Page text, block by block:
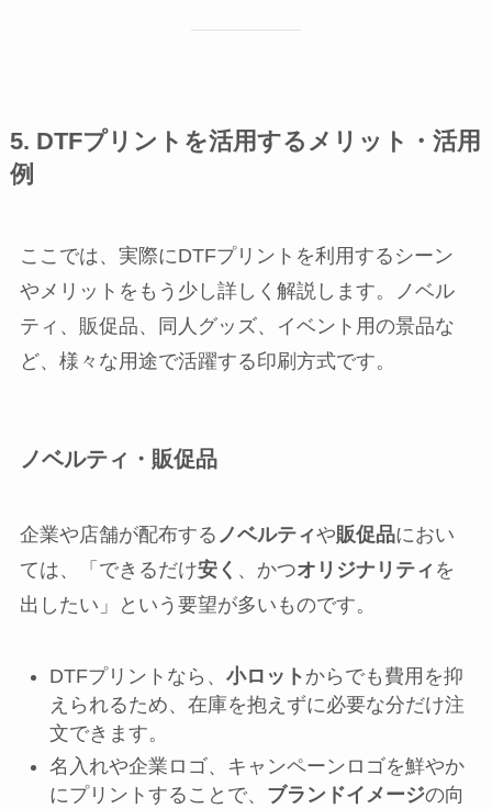
5. DTFプリントを活用するメリット・活用
例
ここでは、実際にDTFプリントを利用するシーン
やメリットをもう少し詳しく解説します。ノベル
ティ、販促品、同人グッズ、イベント用の景品な
ど、様々な用途で活躍する印刷方式です。
ノベルティ・販促品
企業や店舗が配布する ノベルティや販促品におい
ては、「できるだけ安く 、かつオリジナリティ を
出したい」という要望が多いものです。
DTFプリントなら、 小ロット からでも費用を抑
えられるため、在庫を抱えずに必要な分だけ注
文できます。
名入れや企業ロゴ、キャンペーンロゴを鮮やか
にプリントすることで、 ブランドイメージの向